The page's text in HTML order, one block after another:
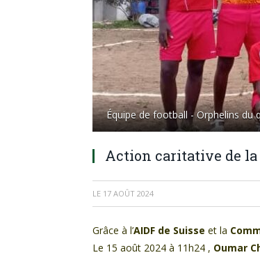
Équipe de football - Orphelins du
Action caritative de la
LE 17 AOÛT 2024
Grâce à l’AIDF de Suisse et la
Le 15 août 2024 à 11h24 , Oumar